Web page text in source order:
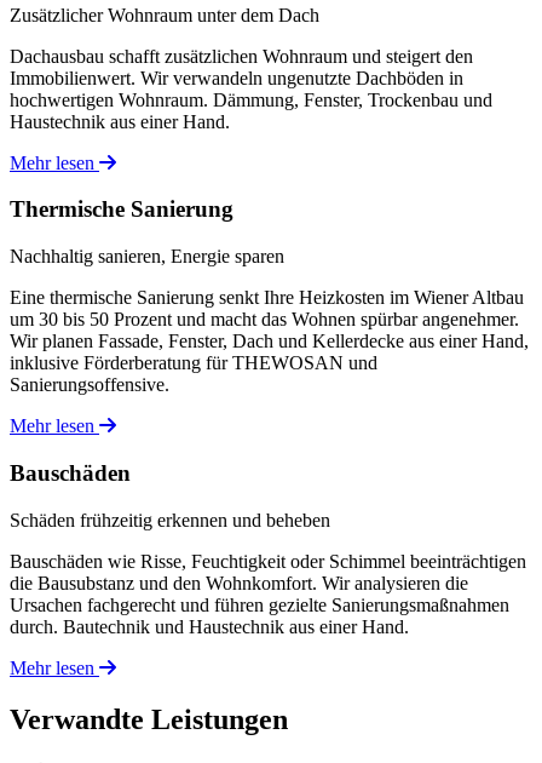
Zusätzlicher Wohnraum unter dem Dach
Dachausbau schafft zusätzlichen Wohnraum und steigert den
Immobilienwert. Wir verwandeln ungenutzte Dachböden in
hochwertigen Wohnraum. Dämmung, Fenster, Trockenbau und
Haustechnik aus einer Hand.
Mehr lesen
Thermische Sanierung
Nachhaltig sanieren, Energie sparen
Eine thermische Sanierung senkt Ihre Heizkosten im Wiener Altbau
um 30 bis 50 Prozent und macht das Wohnen spürbar angenehmer.
Wir planen Fassade, Fenster, Dach und Kellerdecke aus einer Hand,
inklusive Förderberatung für THEWOSAN und
Sanierungsoffensive.
Mehr lesen
Bauschäden
Schäden frühzeitig erkennen und beheben
Bauschäden wie Risse, Feuchtigkeit oder Schimmel beeinträchtigen
die Bausubstanz und den Wohnkomfort. Wir analysieren die
Ursachen fachgerecht und führen gezielte Sanierungsmaßnahmen
durch. Bautechnik und Haustechnik aus einer Hand.
Mehr lesen
Verwandte Leistungen